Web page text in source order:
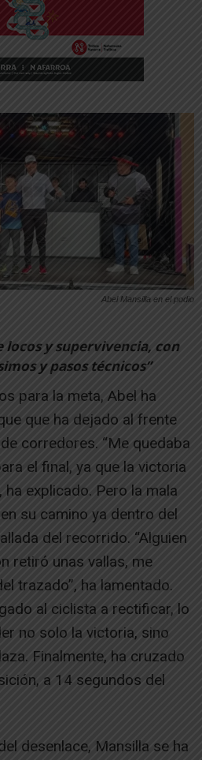
Abel Mansilla en el podio
locos y supervivencia, con
y pasos técnicos”
para la meta, Abel ha
que ha dejado al frente
corredores. “Me quedaba
el final, ya que la victoria
explicado. Pero la mala
su camino ya dentro del
del recorrido. “Alguien
retiró unas vallas, me
trazado”, ha lamentado.
al ciclista a rectificar, lo
no solo la victoria, sino
Finalmente, ha cruzado
a 14 segundos del
desenlace, Mansilla se ha